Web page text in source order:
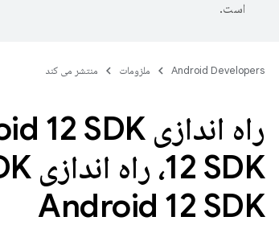
است.
Android Developers ملزومات منتشر می کند
Android 12 SDK